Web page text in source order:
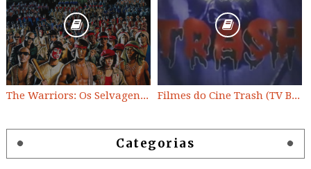
The Warriors: Os Selvagens da Noite Filmes do Cine Trash (TV BAND)
Categorias